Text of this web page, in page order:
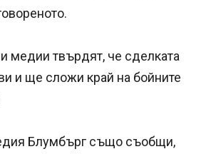
медии твърдят, че сделката
и ще сложи край на бойните
Блумбърг също съобщи,